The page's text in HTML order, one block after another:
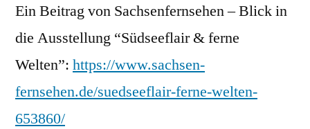
Ein Beitrag von Sachsenfernsehen – Blick in
die Ausstellung “Südseeflair & ferne
Welten”: https://www.sachsen-
fernsehen.de/suedseeflair-ferne-welten-
653860/